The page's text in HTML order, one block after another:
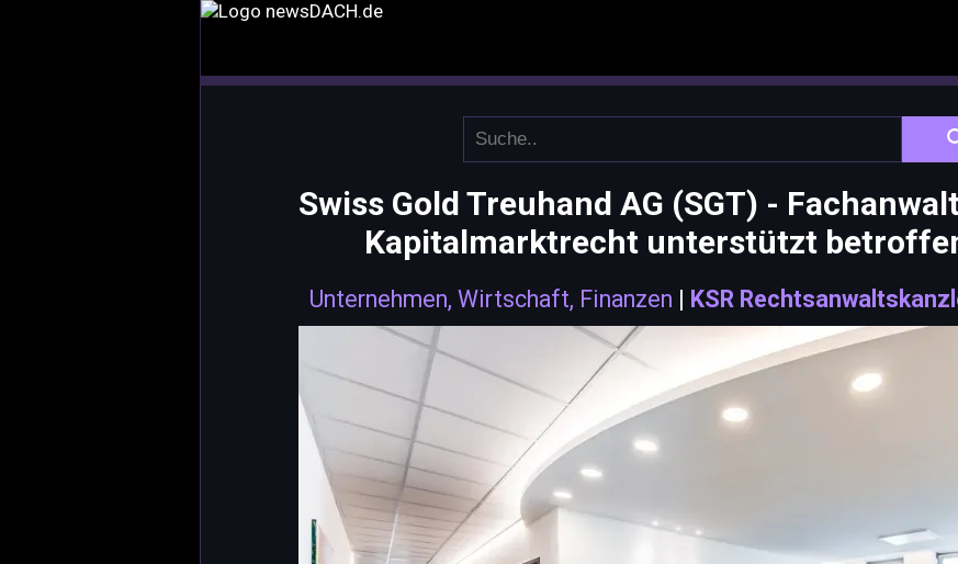
Swiss Gold Treuhand AG (SGT) -
Kapitalmarktrecht unterstützt
Unternehmen, Wirtschaft, Finanzen | KSR